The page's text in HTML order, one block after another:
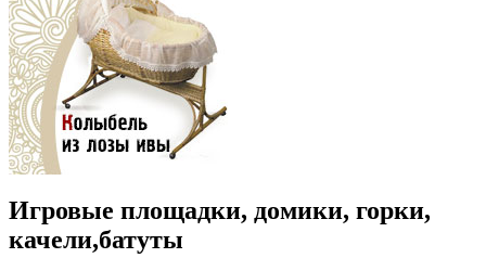
Игровые площадки, домики, горки,
качели,батуты